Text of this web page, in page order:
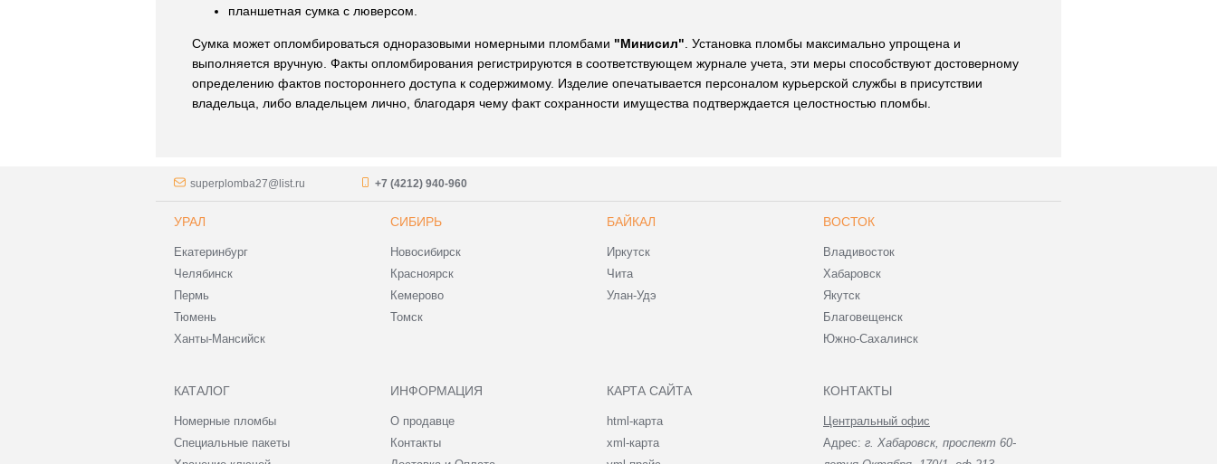
планшетная сумка с люверсом.
Сумка может опломбироваться одноразовыми номерными пломбами "Минисил". Установка пломбы максимально упрощена и
выполняется вручную. Факты опломбирования регистрируются в соответствующем журнале учета, эти меры способствуют достоверному
определению фактов постороннего доступа к содержимому. Изделие опечатывается персоналом курьерской службы в присутствии
владельца, либо владельцем лично, благодаря чему факт сохранности имущества подтверждается целостностью пломбы.
superplomba27@list.ru +7 (4212) 940-960
УРАЛ
Екатеринбург
Челябинск
Пермь
Тюмень
Ханты-Мансийск
СИБИРЬ
Новосибирск
Красноярск
Кемерово
Томск
БАЙКАЛ
Иркутск
Чита
Улан-Удэ
ВОСТОК
Владивосток
Хабаровск
Якутск
Благовещенск
Южно-Сахалинск
КАТАЛОГ
Номерные пломбы
Специальные пакеты
ИНФОРМАЦИЯ
О продавце
Контакты
КАРТА САЙТА
html-карта
xml-карта
КОНТАКТЫ
Центральный офис
Адрес: г. Хабаровск, проспект 60-